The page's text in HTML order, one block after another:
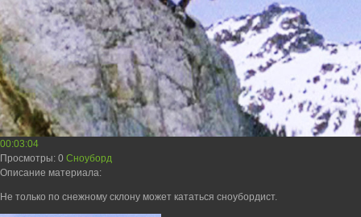
00:03:04
Просмотры: 0 Сноуборд
Описание материала:
Не только по снежному склону может кататься сноубордист.